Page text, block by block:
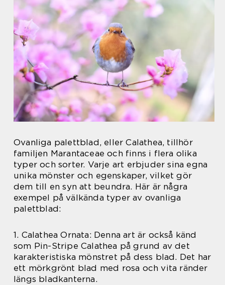
Ovanliga palettblad, eller Calathea, tillhör
familjen Marantaceae och finns i flera olika
typer och sorter. Varje art erbjuder sina egna
unika mönster och egenskaper, vilket gör
dem till en syn att beundra. Här är några
exempel på välkända typer av ovanliga
palettblad:
1. Calathea Ornata: Denna art är också känd
som Pin-Stripe Calathea på grund av det
karakteristiska mönstret på dess blad. Det har
ett mörkgrönt blad med rosa och vita ränder
längs bladkanterna.